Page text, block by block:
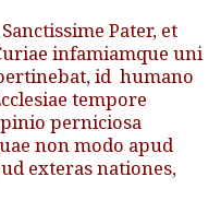
Pater, et
infamiamque uni
id humano
tempore
perniciosa
non modo apud
exteras nationes,